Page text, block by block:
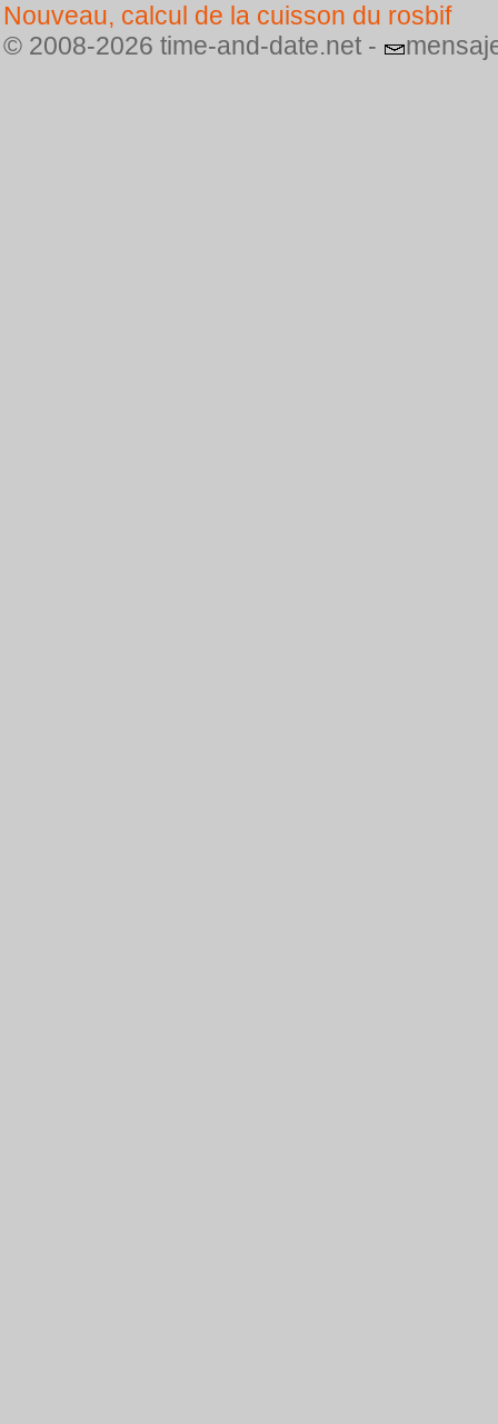
Nouveau, calcul de la cuisson du rosbif
© 2008-2026 time-and-date.net -